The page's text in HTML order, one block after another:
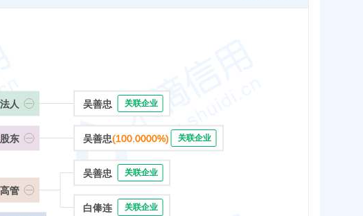
法人
股东
高管
吴善忠 关联企业
吴善忠(100.0000%) 关联企业
吴善忠 关联企业
白俸连 关联企业